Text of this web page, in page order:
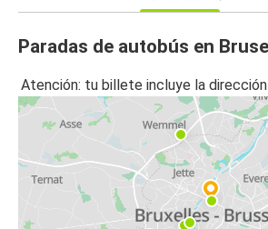
Paradas de autobús en
Atención: tu billete incluye la